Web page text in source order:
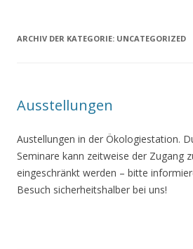
ARCHIV DER KATEGORIE: UNCATEGORIZED
Ausstellungen
Austellungen in der Ökologiestation.
Seminare kann zeitweise der Zugang
eingeschränkt werden – bitte
Besuch sicherheitshalber bei uns!